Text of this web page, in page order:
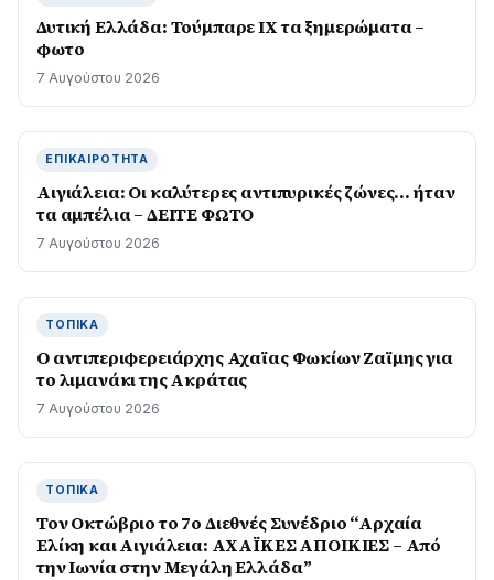
Δυτική Ελλάδα: Τούμπαρε ΙΧ τα ξημερώματα –
φωτο
7 Αυγούστου 2026
ΕΠΙΚΑΙΡΌΤΗΤΑ
Αιγιάλεια: Οι καλύτερες αντιπυρικές ζώνες… ήταν
τα αμπέλια – ΔΕΙΤΕ ΦΩΤΟ
7 Αυγούστου 2026
ΤΟΠΙΚΆ
O αντιπεριφερειάρχης Αχαϊας Φωκίων Ζαϊμης για
το λιμανάκι της Ακράτας
7 Αυγούστου 2026
ΤΟΠΙΚΆ
Τον Οκτώβριο το 7ο Διεθνές Συνέδριο “Αρχαία
Ελίκη και Αιγιάλεια: ΑΧΑΪΚΕΣ ΑΠΟΙΚΙΕΣ – Από
την Ιωνία στην Μεγάλη Ελλάδα”